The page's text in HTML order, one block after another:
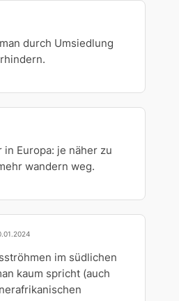
durch Umsiedlung
Europa: je näher zu
wandern weg.
im südlichen
kaum spricht (auch